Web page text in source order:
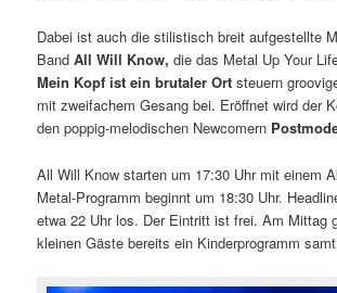
Dabei ist auch die stilistisch breit aufgestellte
BandAll Will Know, die das Metal Up Your
Mein Kopf ist ein brutaler Ort steuern
mit zweifachem Gesang bei. Eröffnet wird der
den poppig-melodischen Newcomern
All Will Know starten um 17:30 Uhr mit einem
Metal-Programm beginnt um 18:30 Uhr.
etwa 22 Uhr los. Der Eintritt ist frei. Am Mittag
kleinen Gäste bereits ein Kinderprogramm